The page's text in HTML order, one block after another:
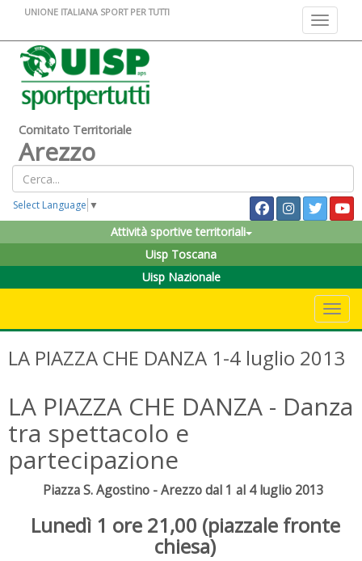
Toggle
UNIONE ITALIANA SPORT PER TUTTI
Comitato Territoriale
Arezzo
Select Language ▼
Attività sportive territoriali
Uisp Toscana
Uisp Nazionale
LA PIAZZA CHE DANZA 1-4 luglio 2013
LA PIAZZA CHE DANZA - Danza
tra spettacolo e
partecipazione
Piazza S. Agostino - Arezzo dal 1 al 4 luglio 2013
Lunedì 1 ore 21,00 (piazzale fronte
chiesa)